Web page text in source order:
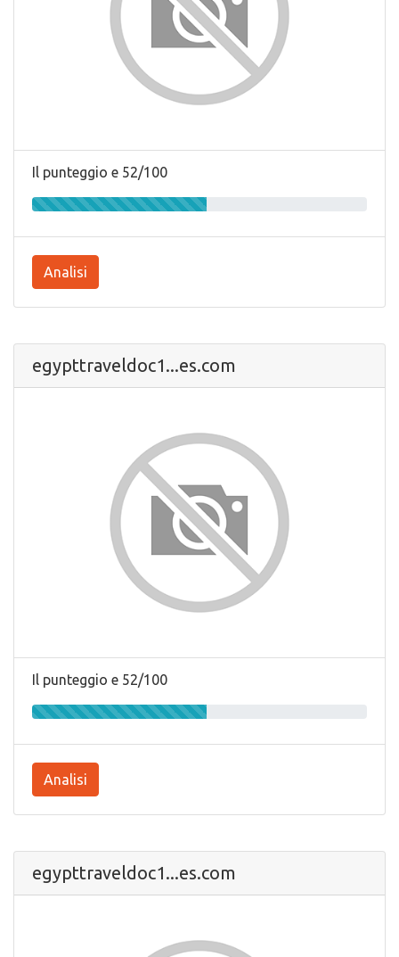
Il punteggio e 52/100
Analisi
egypttraveldoc1...es.com
Il punteggio e 52/100
Analisi
egypttraveldoc1...es.com